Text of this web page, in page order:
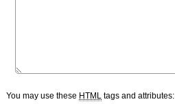
You may use these HTML tags and attributes: